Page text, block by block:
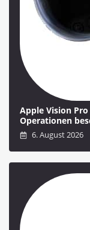
Apple Vision
Operationen
6. August 2026